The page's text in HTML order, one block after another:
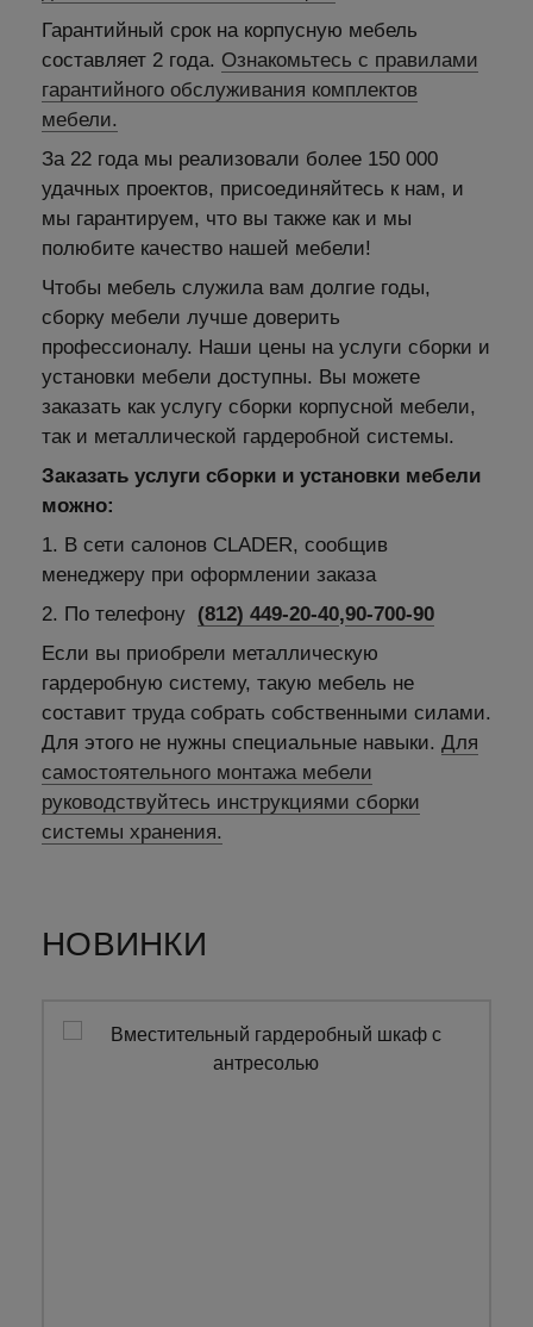
Гарантийный срок на корпусную мебель
составляет 2 года. Ознакомьтесь с правилами
гарантийного обслуживания комплектов
мебели.
За 22 года мы реализовали более 150 000
удачных проектов, присоединяйтесь к нам, и
мы гарантируем, что вы также как и мы
полюбите качество нашей мебели!
Чтобы мебель служила вам долгие годы,
сборку мебели лучше доверить
профессионалу. Наши цены на услуги сборки и
установки мебели доступны. Вы можете
заказать как услугу сборки корпусной мебели,
так и металлической гардеробной системы.
Заказать услуги сборки и установки мебели
можно:
1. В сети салонов CLADER, сообщив
менеджеру при оформлении заказа
2. По телефону (812) 449-20-40,90-700-90
Если вы приобрели металлическую
гардеробную систему, такую мебель не
составит труда собрать собственными силами.
Для этого не нужны специальные навыки. Для
самостоятельного монтажа мебели
руководствуйтесь инструкциями сборки
системы хранения.
НОВИНКИ